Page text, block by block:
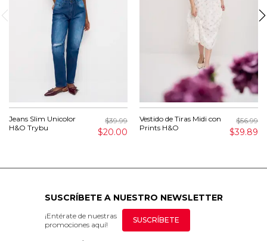
Jeans Slim Unicolor
H&O Trybu
$39.99
$20.00
Vestido de Tiras Midi con
Prints H&O
$56.99
$39.89
SUSCRÍBETE A NUESTRO NEWSLETTER
¡Entérate de nuestras
promociones aquí!
SUSCRÍBETE